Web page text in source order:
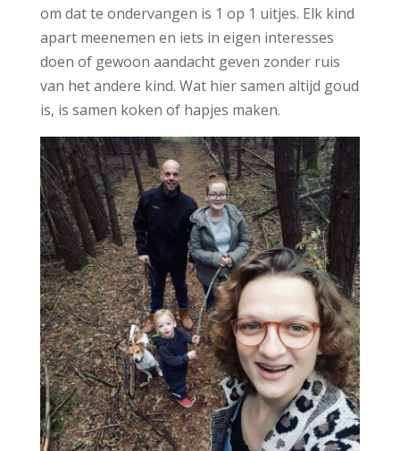
om dat te ondervangen is 1 op 1 uitjes. Elk kind
apart meenemen en iets in eigen interesses
doen of gewoon aandacht geven zonder ruis
van het andere kind. Wat hier samen altijd goud
is, is samen koken of hapjes maken.